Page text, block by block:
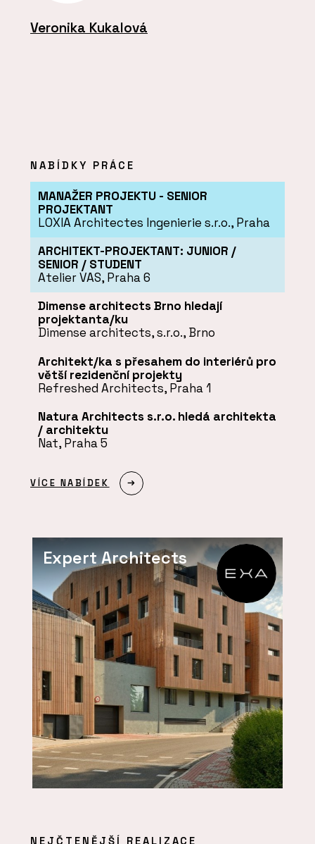
Veronika Kukalová
NABÍDKY PRÁCE
MANAŽER PROJEKTU - SENIOR
PROJEKTANT
LOXIA Architectes Ingenierie s.r.o., Praha
ARCHITEKT-PROJEKTANT: JUNIOR /
SENIOR / STUDENT
Atelier VAS, Praha 6
Dimense architects Brno hledají
projektanta/ku
Dimense architects, s.r.o., Brno
Architekt/ka s přesahem do interiérů pro
větší rezidenční projekty
Refreshed Architects, Praha 1
Natura Architects s.r.o. hledá architekta
/ architektu
Nat, Praha 5
VÍCE NABÍDEK
Expert Architects
NEJČTENĚJŠÍ REALIZACE